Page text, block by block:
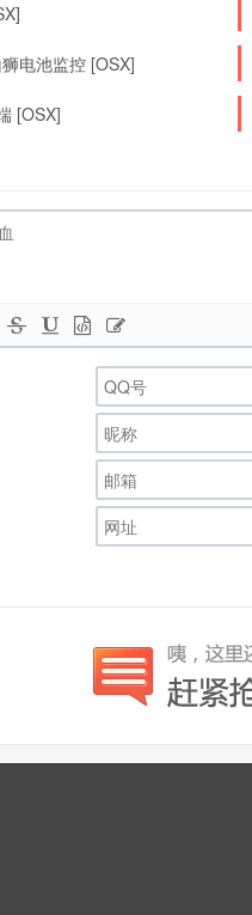
电池监控 [OSX]
[OSX]